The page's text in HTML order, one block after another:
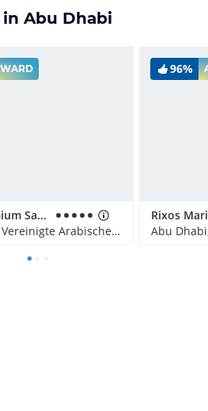
Abu Dhabi
Rixos Premium Saadiyat Island
Abu Dhabi, Vereinigte Arabische Emirate
96%